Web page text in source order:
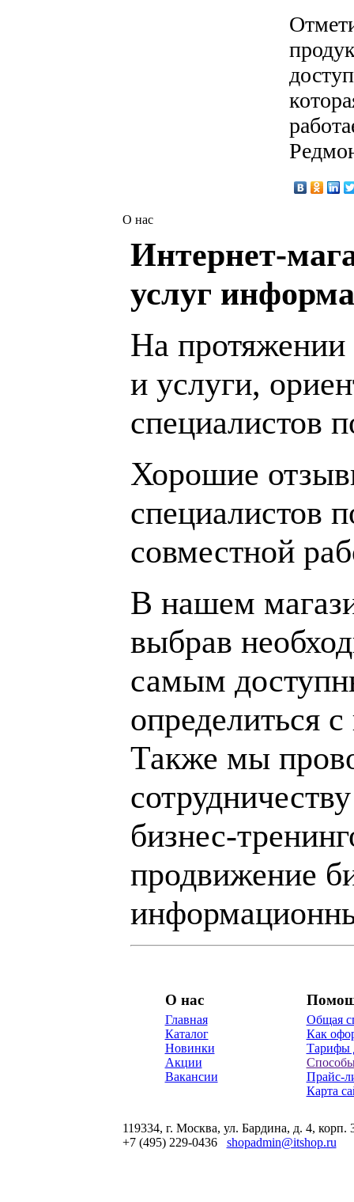
О нас
Интернет-
услуг
На протяжении
и услуги,
специалистов
Хорошие
специалистов
совместной
В нашем
выбрав
самым
определиться
Также мы
бизнес-
продвижение
О нас
Главная
Каталог
Новинки
Акции
Вакансии
Общая
Как
Тарифы
Прайс-
Карта
119334, г. Москва, ул. Бардина, д. 4, корп.
+7 (495) 229-0436 shopadmin@itshop.ru